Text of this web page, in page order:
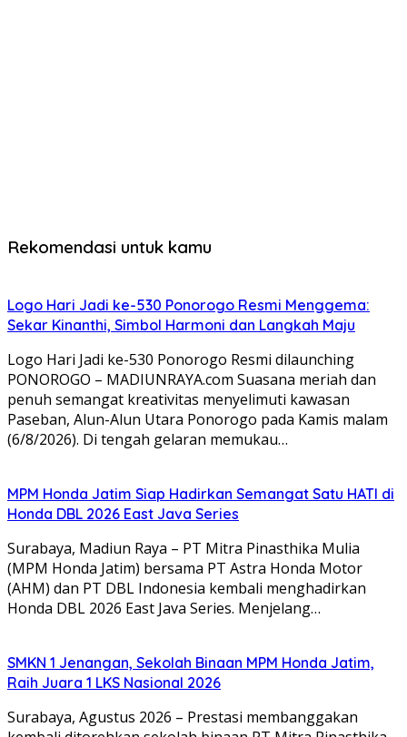
Rekomendasi untuk kamu
Logo Hari Jadi ke-530 Ponorogo Resmi Menggema:
Sekar Kinanthi, Simbol Harmoni dan Langkah Maju
Logo Hari Jadi ke-530 Ponorogo Resmi dilaunching
PONOROGO – MADIUNRAYA.com Suasana meriah dan
penuh semangat kreativitas menyelimuti kawasan
Paseban, Alun-Alun Utara Ponorogo pada Kamis malam
(6/8/2026). Di tengah gelaran memukau…
MPM Honda Jatim Siap Hadirkan Semangat Satu HATI di
Honda DBL 2026 East Java Series
Surabaya, Madiun Raya – PT Mitra Pinasthika Mulia
(MPM Honda Jatim) bersama PT Astra Honda Motor
(AHM) dan PT DBL Indonesia kembali menghadirkan
Honda DBL 2026 East Java Series. Menjelang…
SMKN 1 Jenangan, Sekolah Binaan MPM Honda Jatim,
Raih Juara 1 LKS Nasional 2026
Surabaya, Agustus 2026 – Prestasi membanggakan